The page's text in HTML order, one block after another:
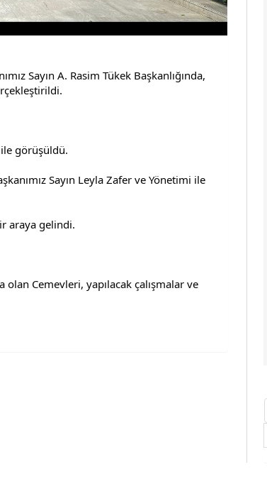
Sayın A. Rasim Tükek Başkanlığında,
ile görüşüldü.
Sayın Leyla Zafer ve Yönetimi ile
araya gelindi.
Cemevleri, yapılacak çalışmalar ve